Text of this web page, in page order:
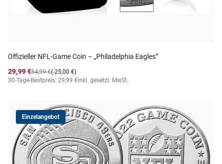
Offizieller NFL-Game Coin – „Philadelphia Eagles”
29,99 €
(-25,00 €)
54,99 €
30-Tage-Bestpreis: 29,99 €inkl. gesetzl. MwSt.
Einzelangebot